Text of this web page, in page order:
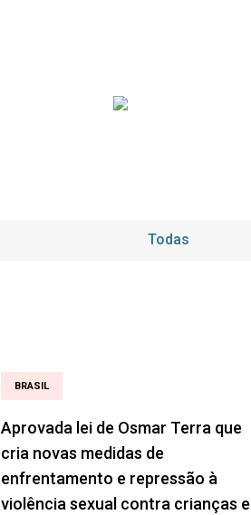
Todas
BRASIL
Aprovada lei de Osmar Terra que
cria novas medidas de
enfrentamento e repressão à
violência sexual contra crianças e